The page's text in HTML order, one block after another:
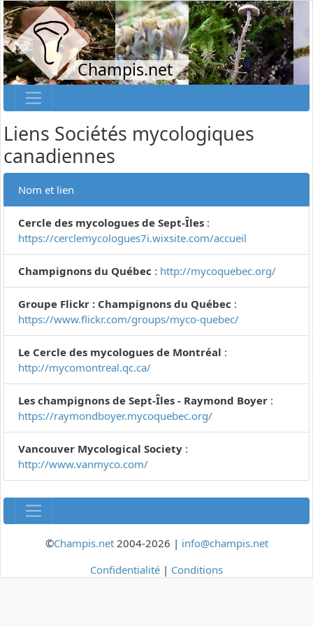
Champis.net
Liens Sociétés mycologiques
canadiennes
Nom et lien
Cercle des mycologues de Sept-Îles :
https://cerclemycologues7i.wixsite.com/accueil
Champignons du Québec : http://mycoquebec.org/
Groupe Flickr : Champignons du Québec :
https://www.flickr.com/groups/myco-quebec/
Le Cercle des mycologues de Montréal :
http://mycomontreal.qc.ca/
Les champignons de Sept-Îles - Raymond Boyer :
https://raymondboyer.mycoquebec.org/
Vancouver Mycological Society :
http://www.vanmyco.com/
©Champis.net2004-2026 | info@champis.net
Confidentialité | Conditions